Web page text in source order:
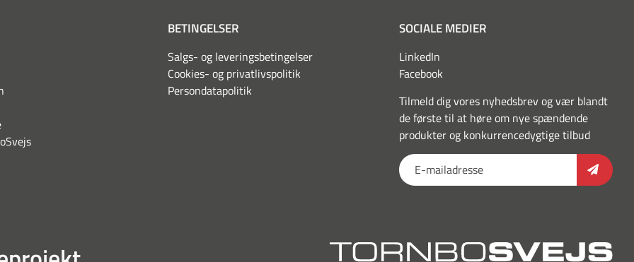
BETINGELSER
Salgs- og leveringsbetingelser
Cookies- og privatlivspolitik
Persondatapolitik
SOCIALE MEDIER
LinkedIn
Facebook
Tilmeld dig vores nyhedsbrev og vær blandt
de første til at høre om nye spændende
produkter og konkurrencedygtige tilbud